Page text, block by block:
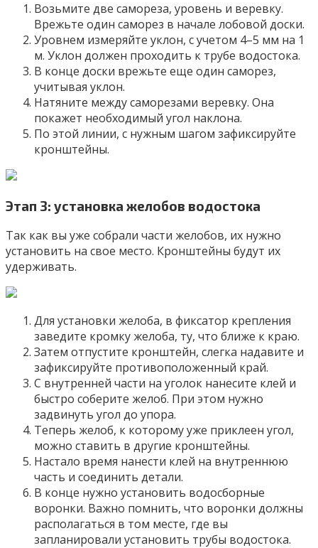
Возьмите две самореза, уровень и веревку.
Врежьте один саморез в начале лобовой доски.
Уровнем измеряйте уклон, с учетом 4–5 мм на 1
м. Уклон должен проходить к трубе водостока.
В конце доски врежьте еще один саморез,
учитывая уклон.
Натяните между саморезами веревку. Она
покажет необходимый угол наклона.
По этой линии, с нужным шагом зафиксируйте
кронштейны.
Этап 3: установка желобов водостока
Так как вы уже собрали части желобов, их нужно
установить на свое место. Кронштейны будут их
удерживать.
Для установки желоба, в фиксатор крепления
заведите кромку желоба, ту, что ближе к краю.
Затем отпустите кронштейн, слегка надавите и
зафиксируйте противоположенный край.
С внутренней части на уголок нанесите клей и
быстро соберите желоб. При этом нужно
задвинуть угол до упора.
Теперь желоб, к которому уже приклеен угол,
можно ставить в другие кронштейны.
Настало время нанести клей на внутреннюю
часть и соединить детали.
В конце нужно установить водосборные
воронки. Важно помнить, что воронки должны
располагаться в том месте, где вы
запланировали установить трубы водостока.